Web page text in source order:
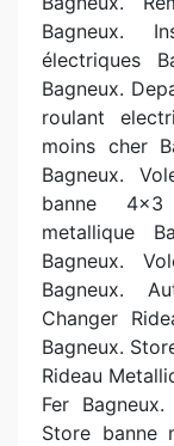
Bagneux.
électriques
Bagneux.
roulant
moins cher
Bagneux.
banne 4x3
metallique
Bagneux.
Bagneux.
Changer
Bagneux.
Rideau
Fer
Store banne